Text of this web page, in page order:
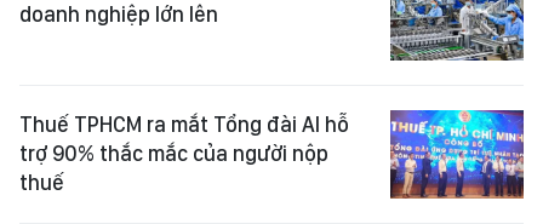
doanh nghiệp lớn lên
Thuế TPHCM ra mắt Tổng đài AI hỗ
trợ 90% thắc mắc của người nộp
thuế